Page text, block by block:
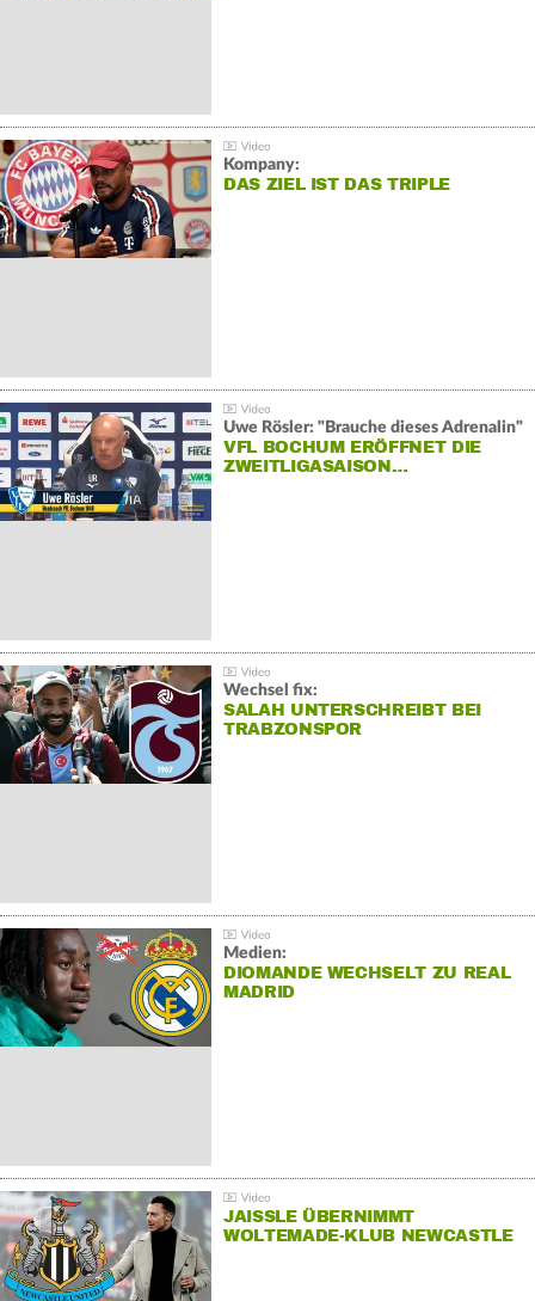
Kompany:
DAS ZIEL IST DAS TRIPLE
Uwe Rösler: "Brauche dieses Adrenalin"
VFL BOCHUM ERÖFFNET DIE
ZWEITLIGASAISON…
Wechsel fix:
SALAH UNTERSCHREIBT BEI
TRABZONSPOR
Medien:
DIOMANDE WECHSELT ZU REAL
MADRID
JAISSLE ÜBERNIMMT
WOLTEMADE-KLUB NEWCASTLE